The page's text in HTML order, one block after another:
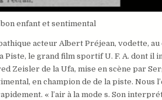
enfant et sentimental
acteur Albert Préjean, vodette, au
Piste, le grand film sportif U. F. A. dont
Zeisler de la Ufa, mise en scène par
en champion de de la piste. Nous
« l’air à la mode s. Son